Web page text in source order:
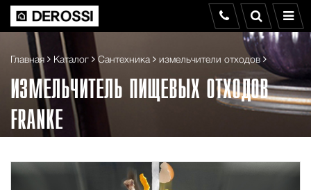
Главная Каталог Сантехника измельчители отходов
ИЗМЕЛЬЧИТЕЛЬ ПИЩЕВЫХ ОТХОДОВ
FRANKE